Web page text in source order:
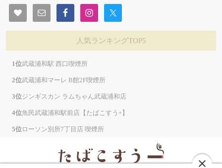
人気ランキングTOP5
武蔵浦和駅 西口喫煙所
武蔵浦和マーレ B館2F喫煙所
ジンギスカン ラムちゃん武蔵浦和店
魚民武蔵浦和駅前店【たばこすう+】
ローソン別所7丁目店 喫煙所
close